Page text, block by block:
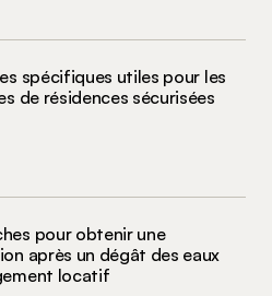
spécifiques utiles pour les
de résidences sécurisées
pour obtenir une
après un dégât des eaux
locatif